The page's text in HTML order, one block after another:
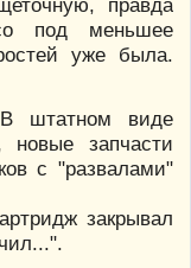
под меньшее
уже была.
штатном виде
новые запчасти
с "развалами"
закрывал